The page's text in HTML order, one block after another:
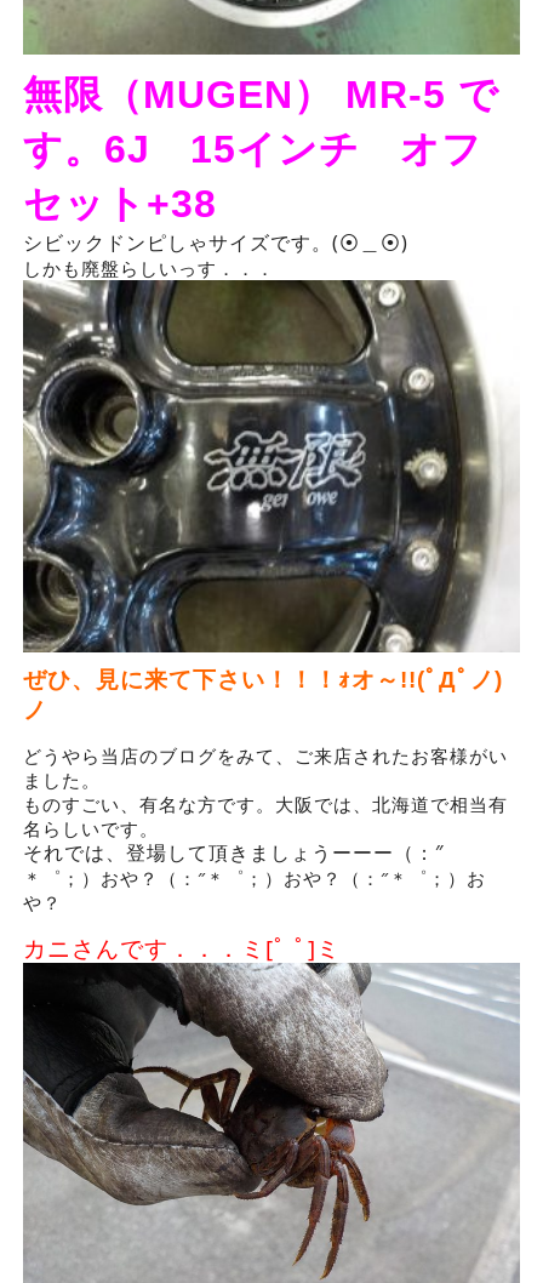
無限（MUGEN） MR-5 で
す。6J 15インチ オフ
セット+38
シビックドンピしゃサイズです。(⦿＿⦿)
しかも廃盤らしいっす．．．
ぜひ、見に来て下さい！！！ｫオ～!!(ﾟДﾟノ)
ノ
どうやら当店のブログをみて、ご来店されたお客様がい
ました。
ものすごい、有名な方です。大阪では、北海道で相当有
名らしいです。
それでは、登場して頂きましょうーーー（：″
＊゜；）おや？（：″＊゜；）おや？（：″＊゜；）お
や？
カニさんです．．．ミ[ﾟ ﾟ]ミ